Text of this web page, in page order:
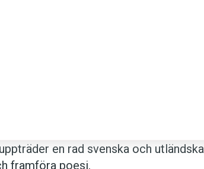
en rad svenska och utländska
framföra poesi.